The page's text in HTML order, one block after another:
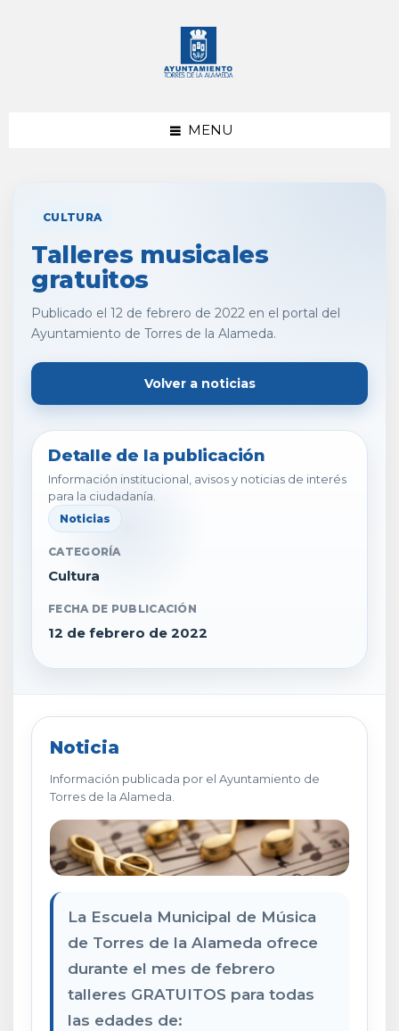
MENU
CULTURA
Talleres musicales
gratuitos
Publicado el 12 de febrero de 2022 en el portal del
Ayuntamiento de Torres de la Alameda.
Volver a noticias
Detalle de la publicación
Información institucional, avisos y noticias de interés
para la ciudadanía.
Noticias
CATEGORÍA
Cultura
FECHA DE PUBLICACIÓN
12 de febrero de 2022
Noticia
Información publicada por el Ayuntamiento de
Torres de la Alameda.
La Escuela Municipal de Música
de Torres de la Alameda ofrece
durante el mes de febrero
talleres GRATUITOS para todas
las edades de: